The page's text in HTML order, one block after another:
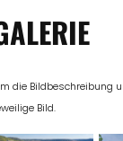
die Bildbeschreibung
Bild.